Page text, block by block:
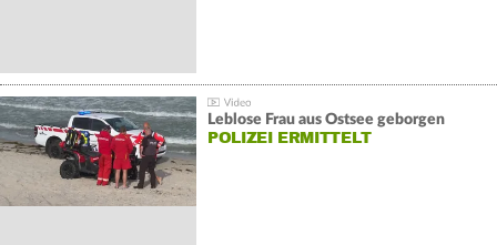
Leblose Frau aus Ostsee geborgen
POLIZEI ERMITTELT